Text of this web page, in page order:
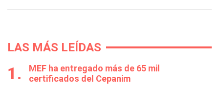
LAS MÁS LEÍDAS
MEF ha entregado más de 65 mil
certificados del Cepanim